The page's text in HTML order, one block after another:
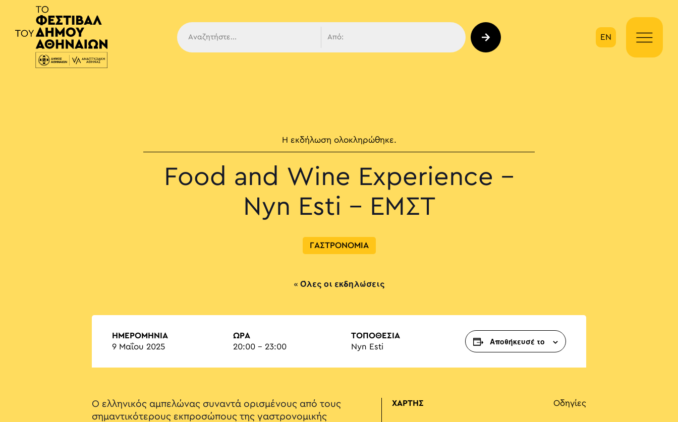
Κύρια πλοήγηση
EN
Η εκδήλωση ολοκληρώθηκε.
Food and Wine Experience –
Nyn Esti – ΕΜΣΤ
ΓΑΣΤΡΟΝΟΜΙΑ
« Όλες οι εκδηλώσεις
ΗΜΕΡΟΜΗΝΙΑ
9 Μαΐου 2025
ΏΡΑ
20:00 - 23:00
ΤΟΠΟΘΕΣΙΑ
Nyn Esti
Αποθήκευσέ το
Ο ελληνικός αμπελώνας συναντά ορισμένους από τους
σημαντικότερους εκπροσώπους της γαστρονομικής
ΧΑΡΤΗΣ Οδηγίες